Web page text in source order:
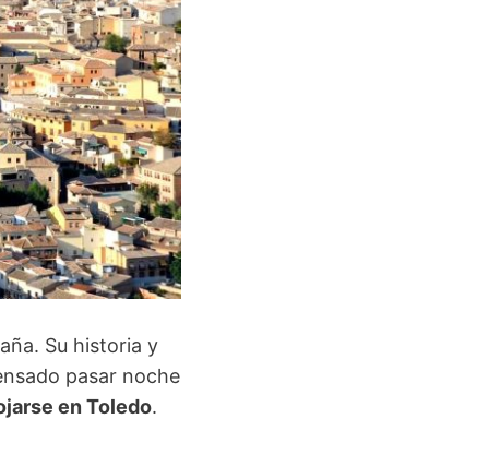
Su historia y
pasar noche
en Toledo.